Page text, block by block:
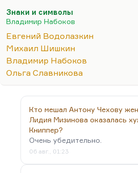
чувствует к нему
Разве что, может быть, в том
Набоков (возьмите «Signs and
например) очень остро и
воспринимает трагизм мира.
во «Взятии Измаила», в
бы ведет беспрерывную
судебный процесс против
столько жестокости, столько
может быть у него…
Знаки и символы
Владимир Набоков
Евгений Водолазкин
Михаил Шишкин
Владимир Набоков
Ольга Славникова
Кто мешал Антону Чехову
Лидия Мизинова оказалась
Книппер?
Очень убедительно.
06 авг., 01:23